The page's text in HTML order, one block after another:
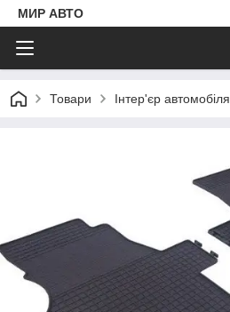
МИР АВТО
Товари Інтер'єр автомобіля